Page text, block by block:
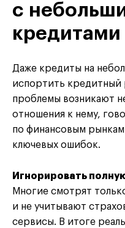
с
кредитами
Даже кредиты на
испортить кредитный
проблемы возникают
отношения к нему,
по финансовым рынкам
ключевых ошибок.
Игнорировать
Многие смотрят
и не учитывают
сервисы. В итоге